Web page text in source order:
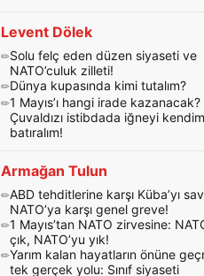
Levent Dölek
Solu felç eden düzen siyaseti ve
NATO’culuk zilleti!
Dünya kupasında kimi tutalım?
1 Mayıs’ı hangi irade kazanacak?
Çuvaldızı istibdada iğneyi
batıralım!
Armağan Tulun
ABD tehditlerine karşı Küba’yı
NATO’ya karşı genel greve!
1 Mayıs’tan NATO zirvesine:
çık, NATO’yu yık!
Yarım kalan hayatların önüne
tek gerçek yolu: Sınıf siyaseti